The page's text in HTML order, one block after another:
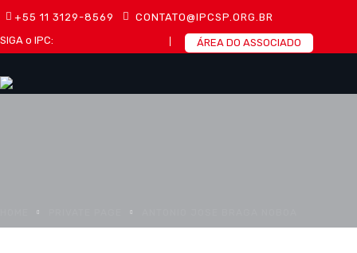
+55 11 3129-8569
CONTATO@IPCSP.ORG.BR
SIGA o IPC:
ÁREA DO ASSOCIADO